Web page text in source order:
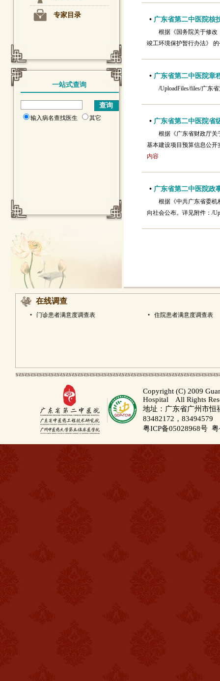
专家目录
一站式查询
输入病名查找医生 其它
• 广东省第二中医院核
根据《国务院关于修改
竣工环境保护暂行办法》
• 广东省第二中医院章
/UploadFiles/files/广
• 广东省第二中医院省
根据《广东省财政厅关
基本建设项目预算信息公
内容
• 广东省第二中医院政
根据《中共广东省委
向社会公布。详见附件：/
在线调查
• 门诊患者满意度调查表 • 住院患者满意度调查表
Copyright (C) 2009
Hospital All Rights
地址：广东省广州市
83482172，83494579
粤ICP备05028968号